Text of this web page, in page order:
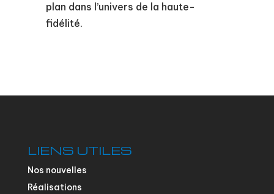
plan dans l’univers de la haute-
fidélité.
LIENS UTILES
Nos nouvelles
Réalisations